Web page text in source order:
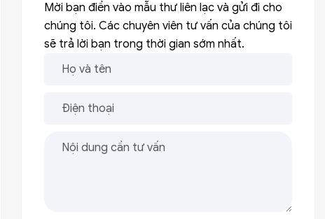
Mời bạn điền vào mẫu thư liên lạc và gửi đi cho
chúng tôi. Các chuyên viên tư vấn của chúng tôi
sẽ trả lời bạn trong thời gian sớm nhất.